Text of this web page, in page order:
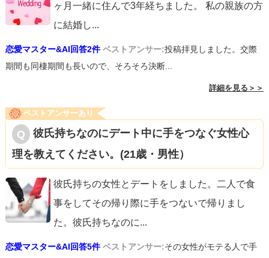
ヶ月一緒に住んで3年経ちました。 私の親族の方
に結婚し...
恋愛マスター&AI回答2件 ベストアンサー:投稿拝見しました。交際
期間も同棲期間も長いので、そろそろ決断...
詳細を見る＞＞
ベストアンサーあり
彼氏持ちなのにデート中に手をつなぐ女性心
理を教えてください。(21歳・男性）
彼氏持ちの女性とデートをしました。二人で食
事をしてその帰り際に手をつないで帰りまし
た。彼氏持ちなのに...
恋愛マスター&AI回答5件 ベストアンサー:その女性がモテる人で手